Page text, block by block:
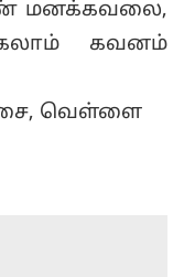
மனக்கவலை,
கவனம்
வெள்ளை